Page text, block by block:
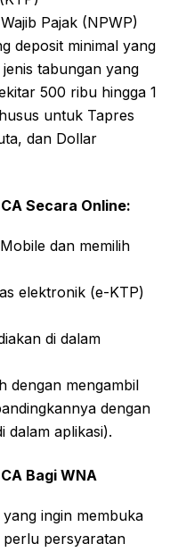
Pajak (NPWP)
deposit minimal yang
tabungan yang
500 ribu hingga 1
untuk Tapres
dan Dollar
Secara Online:
dan memilih
elektronik (e-KTP)
di dalam
dengan mengambil
dengan
dalam aplikasi).
Bagi WNA
ingin membuka
perlu persyaratan